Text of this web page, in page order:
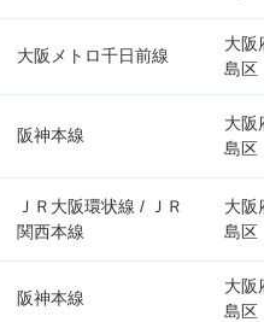
大阪メトロ千日前線
大阪
島区
阪神本線
大阪
島区
ＪＲ大阪環状線 / ＪＲ
関西本線
大阪
島区
阪神本線
大阪
島区